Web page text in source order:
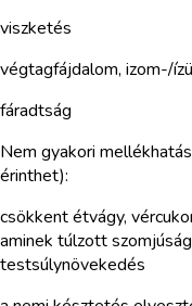
viszketés
végtagfájdalom, izom-/
fáradtság
Nem gyakori
érinthet):
csökkent étvágy,
aminek túlzott
testsúlynövekedés